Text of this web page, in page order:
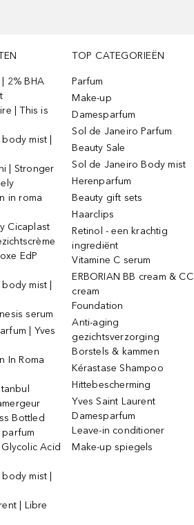
2% BHA
| This is
mist |
| Stronger
in roma
Cicaplast
EdP
mist |
serum
| Yves
In Roma
Bottled
parfum
Acid
mist |
| Libre
TOP CATEGORIEËN
Parfum
Make-up
Damesparfum
Sol de Janeiro Parfum
Beauty Sale
Sol de Janeiro Body mist
Herenparfum
Beauty gift sets
Haarclips
Retinol - een krachtig
ingrediënt
Vitamine C serum
ERBORIAN BB cream & CC
cream
Foundation
Anti-aging
gezichtsverzorging
Borstels & kammen
Kérastase Shampoo
Hittebescherming
Yves Saint Laurent
Damesparfum
Leave-in conditioner
Make-up spiegels